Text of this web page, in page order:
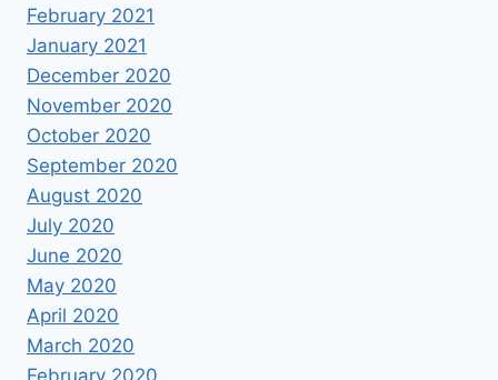
February 2021
January 2021
December 2020
November 2020
October 2020
September 2020
August 2020
July 2020
June 2020
May 2020
April 2020
March 2020
February 2020